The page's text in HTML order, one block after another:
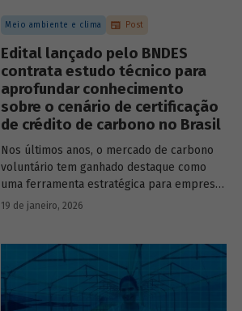
Meio ambiente e clima Post
Edital lançado pelo BNDES
contrata estudo técnico para
aprofundar conhecimento
sobre o cenário de certificação
de crédito de carbono no Brasil
Nos últimos anos, o mercado de carbono
voluntário tem ganhado destaque como
uma ferramenta estratégica para empresas
que buscam reduzir sua pegada de
19 de janeiro, 2026